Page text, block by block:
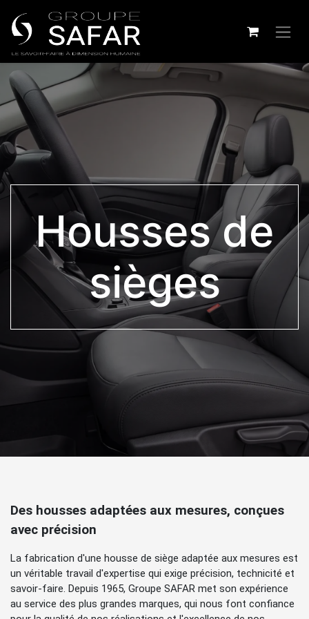
Housses de
sièges
Des housses adaptées aux mesures, conçues
avec précision
La fabrication d'une housse de siège adaptée aux mesures est
un véritable travail d'expertise qui exige précision, technicité et
savoir-faire. Depuis 1965, Groupe SAFAR met son expérience
au service des plus grandes marques, qui nous font confiance